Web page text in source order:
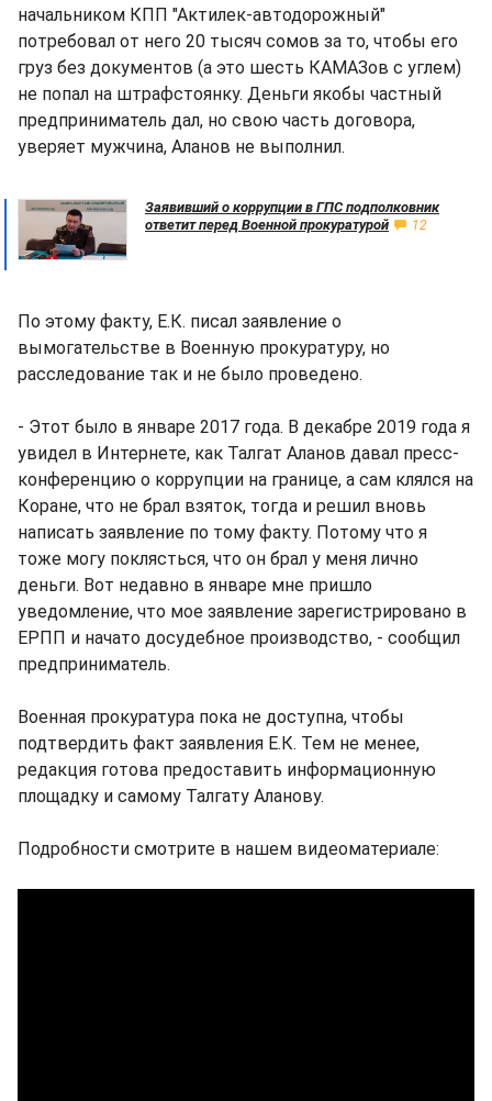
начальником КПП "Актилек-автодорожный"
потребовал от него 20 тысяч сомов за то, чтобы его
груз без документов (а это шесть КАМАЗов с углем)
не попал на штрафстоянку. Деньги якобы частный
предприниматель дал, но свою часть договора,
уверяет мужчина, Аланов не выполнил.
Заявивший о коррупции в ГПС подполковник
ответит перед Военной прокуратурой
12
По этому факту, Е.К. писал заявление о
вымогательстве в Военную прокуратуру, но
расследование так и не было проведено.
- Этот было в январе 2017 года. В декабре 2019 года я
увидел в Интернете, как Талгат Аланов давал пресс-
конференцию о коррупции на границе, а сам клялся на
Коране, что не брал взяток, тогда и решил вновь
написать заявление по тому факту. Потому что я
тоже могу поклясться, что он брал у меня лично
деньги. Вот недавно в январе мне пришло
уведомление, что мое заявление зарегистрировано в
ЕРПП и начато досудебное производство, - сообщил
предприниматель.
Военная прокуратура пока не доступна, чтобы
подтвердить факт заявления Е.К. Тем не менее,
редакция готова предоставить информационную
площадку и самому Талгату Аланову.
Подробности смотрите в нашем видеоматериале: